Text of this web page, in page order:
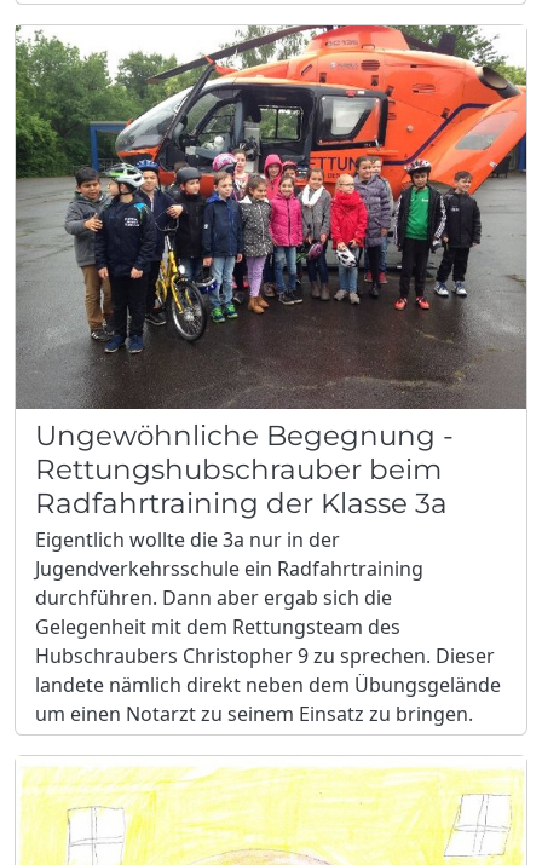
Ungewöhnliche Begegnung -
Rettungshubschrauber beim
Radfahrtraining der Klasse 3a
Eigentlich wollte die 3a nur in der
Jugendverkehrsschule ein Radfahrtraining
durchführen. Dann aber ergab sich die
Gelegenheit mit dem Rettungsteam des
Hubschraubers Christopher 9 zu sprechen. Dieser
landete nämlich direkt neben dem Übungsgelände
um einen Notarzt zu seinem Einsatz zu bringen.